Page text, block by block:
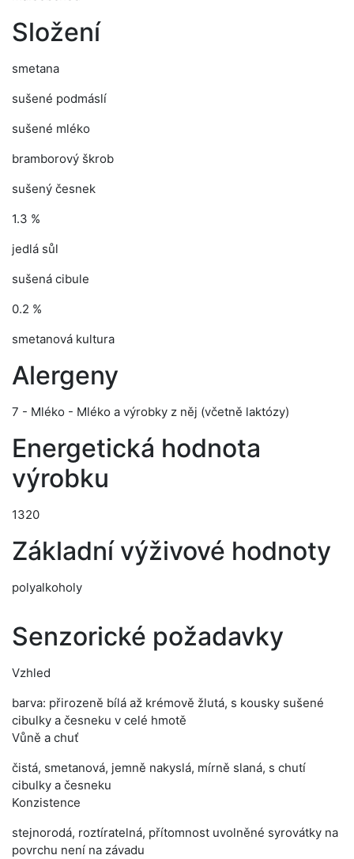
Složení
smetana
sušené podmáslí
sušené mléko
bramborový škrob
sušený česnek
1.3 %
jedlá sůl
sušená cibule
0.2 %
smetanová kultura
Alergeny
7 - Mléko - Mléko a výrobky z něj (včetně laktózy)
Energetická hodnota
výrobku
1320
Základní výživové hodnoty
polyalkoholy
Senzorické požadavky
Vzhled
barva: přirozeně bílá až krémově žlutá, s kousky sušené
cibulky a česneku v celé hmotě
Vůně a chuť
čistá, smetanová, jemně nakyslá, mírně slaná, s chutí
cibulky a česneku
Konzistence
stejnorodá, roztíratelná, přítomnost uvolněné syrovátky na
povrchu není na závadu